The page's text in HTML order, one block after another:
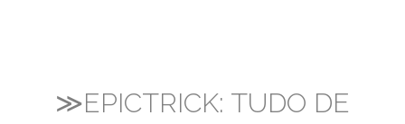
≫EPICTRICK: TUDO DE